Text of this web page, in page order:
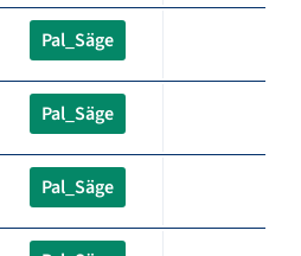
Pal_Säge
Pal_Säge
Pal_Säge